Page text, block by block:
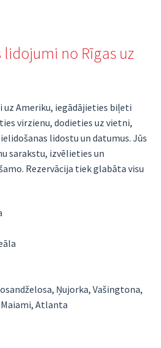
no Rīgas uz
Ameriku, iegādājieties biļeti
virzienu, dodieties uz vietni,
lidostu un datumus. Jūs
sarakstu, izvēlieties un
Rezervācija tiek glabāta visu
Ņujorka, Vašingtona,
Atlanta